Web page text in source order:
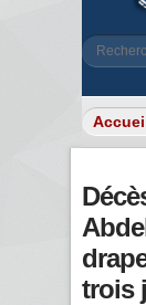
trois